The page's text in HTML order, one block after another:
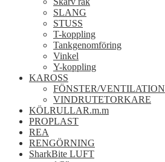
SLANG
STUSS
T-koppling
Tankgenomföring
Vinkel
Y-koppling
KAROSS
FÖNSTER/VENTILATION
VINDRUTETORKARE
KÖLRULLAR.m.m
PROPLAST
REA
RENGÖRNING
SharkBite LUFT